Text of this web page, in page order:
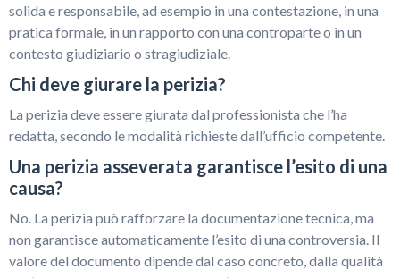
solida e responsabile, ad esempio in una contestazione, in una
pratica formale, in un rapporto con una controparte o in un
contesto giudiziario o stragiudiziale.
Chi deve giurare la perizia?
La perizia deve essere giurata dal professionista che l’ha
redatta, secondo le modalità richieste dall’ufficio competente.
Una perizia asseverata garantisce l’esito di una
causa?
No. La perizia può rafforzare la documentazione tecnica, ma
non garantisce automaticamente l’esito di una controversia. Il
valore del documento dipende dal caso concreto, dalla qualità